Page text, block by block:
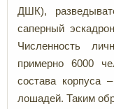
ДШК),
саперный
Численность
примерно 6000
состава корпуса
лошадей. Таким